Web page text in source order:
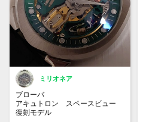
ミリオネア
ブローバ
アキュトロン スペースビュー
復刻モデル